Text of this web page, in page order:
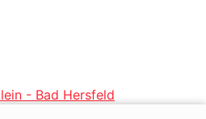
- Bad Hersfeld